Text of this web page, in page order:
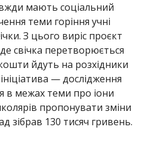
мають соціальний
теми горіння учні
З цього виріс проєкт
свічка перетворюється
йдуть на розхідники
— дослідження
в межах теми про іони
пропонувати зміни
зібрав 130 тисяч гривень.